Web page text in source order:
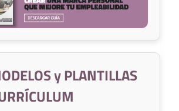
y PLANTILLAS